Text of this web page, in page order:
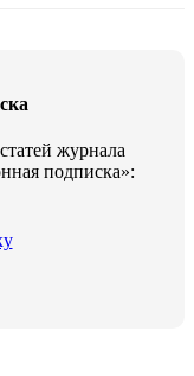
журнала
подписка»: